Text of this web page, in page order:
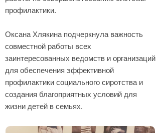
профилактики.
Оксана Хлякина подчеркнула важность
совместной работы всех
заинтересованных ведомств и организаций
для обеспечения эффективной
профилактики социального сиротства и
создания благоприятных условий для
жизни детей в семьях.